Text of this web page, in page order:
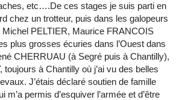
etc….De ces stages je suis parti en
chez un trotteur, puis dans les galopeurs
PELTIER, Maurice FRANCOIS
plus grosses écuries dans l’Ouest dans
CHERRUAU (à Segré puis à Chantilly),
toujours à Chantilly où j’ai vu des belles
J’étais déclaré soutien de famille
permis d’esquiver l’armée et d’être